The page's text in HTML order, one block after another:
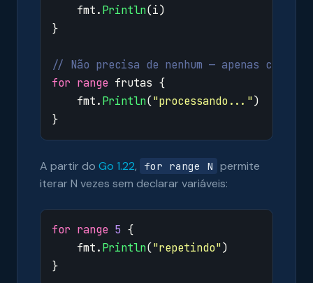
fmt.Println(i)
}
// Não precisa de nenhum — apenas contar
for range frutas {
fmt.Println("processando...")
}
A partir do Go 1.22, for range N permite
iterar N vezes sem declarar variáveis:
for range 5 {
fmt.Println("repetindo")
}